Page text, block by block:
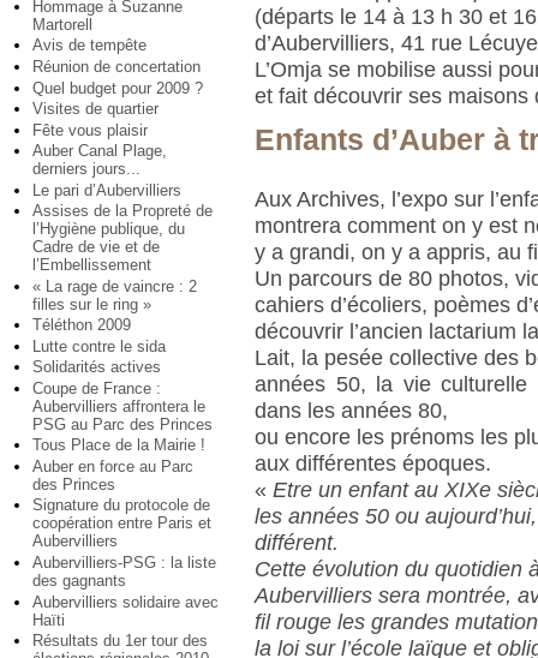
Hommage à Suzanne
Martorell
Avis de tempête
Réunion de concertation
Quel budget pour 2009 ?
Visites de quartier
Fête vous plaisir
Auber Canal Plage,
derniers jours...
Le pari d’Aubervilliers
Assises de la Propreté de
l’Hygiène publique, du
Cadre de vie et de
l’Embellissement
« La rage de vaincre : 2
filles sur le ring »
Téléthon 2009
Lutte contre le sida
Solidarités actives
Coupe de France :
Aubervilliers affrontera le
PSG au Parc des Princes
Tous Place de la Mairie !
Auber en force au Parc
des Princes
Signature du protocole de
coopération entre Paris et
Aubervilliers
Aubervilliers-PSG : la liste
des gagnants
Aubervilliers solidaire avec
Haïti
Résultats du 1er tour des
(départs le 14 à 13 h 30 et
d’Aubervilliers, 41 rue
L’Omja se mobilise aussi
et fait découvrir ses maisons
Enfants d’Auber à
Aux Archives, l’expo sur
montrera comment on y est
y a grandi, on y a appris, au
Un parcours de 80 photos,
cahiers d’écoliers, poèmes
découvrir l’ancien lactarium
Lait, la pesée collective des
années 50, la vie
dans les années 80,
ou encore les prénoms les
aux différentes époques.
«Etre un enfant au XIXe
les années 50 ou
différent.
Cette évolution du quotidien
Aubervilliers sera montrée,
fil rouge les grandes
la loi sur l’école laïque et